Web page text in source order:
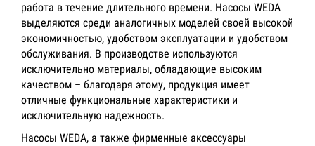
работа в течение длительного времени. Насосы WEDA
выделяются среди аналогичных моделей своей высокой
экономичностью, удобством эксплуатации и удобством
обслуживания. В производстве используются
исключительно материалы, обладающие высоким
качеством – благодаря этому, продукция имеет
отличные функциональные характеристики и
исключительную надежность.
Насосы WEDA, а также фирменные аксессуары